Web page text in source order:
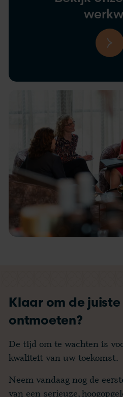
Klaar om de
ontmoeten?
De tijd om te wachten is
kwaliteit van uw toekomst.
Neem vandaag nog de
van een serieuze,